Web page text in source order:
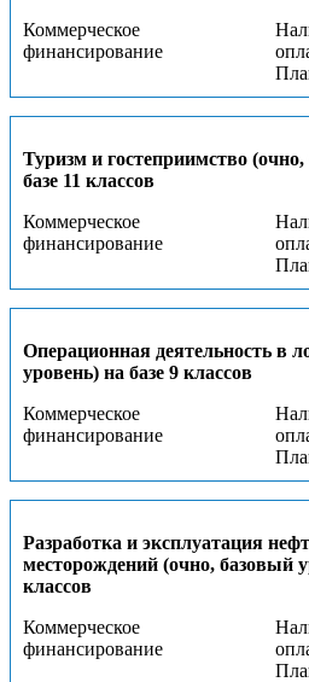
Коммерческое
финансирование
Туризм и гостеприимство
базе 11 классов
Коммерческое
финансирование
Операционная деятельность в
уровень) на базе 9 классов
Коммерческое
финансирование
Разработка и эксплуатация
месторождений (очно, базовый
классов
Коммерческое
финансирование